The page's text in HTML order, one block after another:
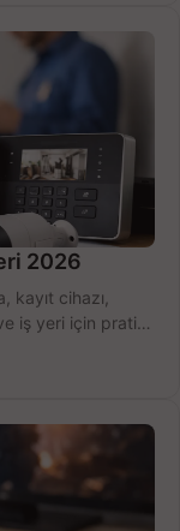
2026
cihazı,
iş yeri için pratik